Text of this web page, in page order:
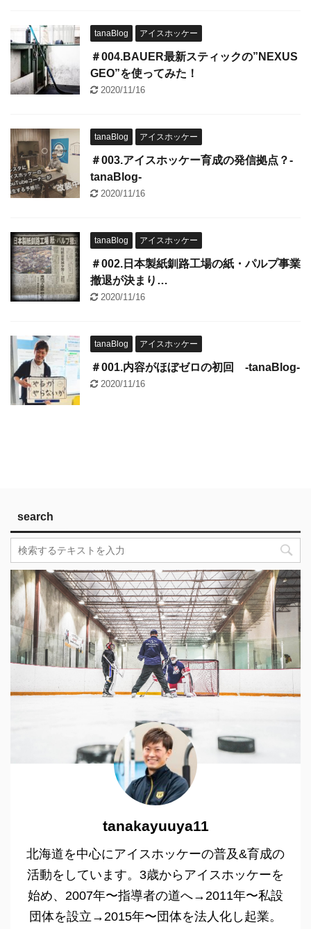
tanaBlog アイスホッケー
＃004.BAUER最新スティックの”NEXUS
GEO”を使ってみた！
2020/11/16
tanaBlog アイスホッケー
＃003.アイスホッケー育成の発信拠点？-
tanaBlog-
2020/11/16
tanaBlog アイスホッケー
＃002.日本製紙釧路工場の紙・パルプ事業
撤退が決まり…
2020/11/16
tanaBlog アイスホッケー
＃001.内容がほぼゼロの初回 -tanaBlog-
2020/11/16
search
tanakayuuya11
北海道を中心にアイスホッケーの普及&育成の
活動をしています。3歳からアイスホッケーを
始め、2007年〜指導者の道へ→2011年〜私設
団体を設立→2015年〜団体を法人化し起業。